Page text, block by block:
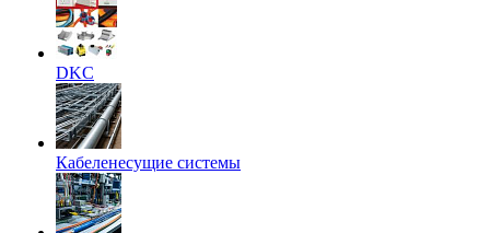
DKC
Кабеленесущие системы